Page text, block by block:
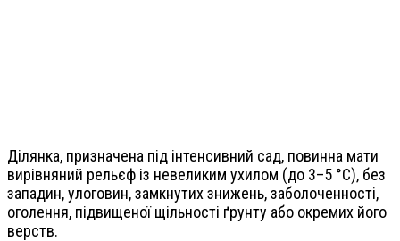
Ділянка, призначена під інтенсивний сад, повинна мати
вирівняний рельєф із невеликим ухилом (до 3–5 °C), без
западин, улоговин, замкнутих знижень, заболоченності,
оголення, підвищеної щільності ґрунту або окремих його
верств.